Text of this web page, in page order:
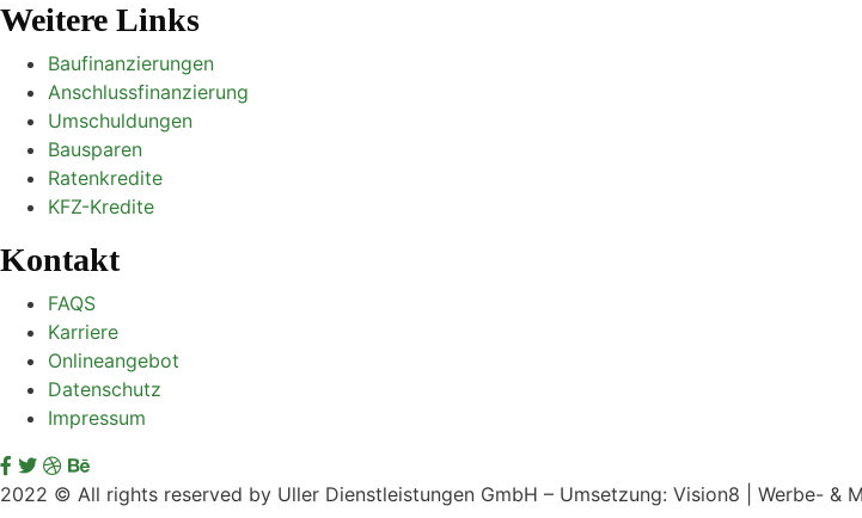
Weitere Links
Baufinanzierungen
Anschlussfinanzierung
Umschuldungen
Bausparen
Ratenkredite
KFZ-Kredite
Kontakt
FAQS
Karriere
Onlineangebot
Datenschutz
Impressum
2022 © All rights reserved by Uller Dienstleistungen GmbH – Umsetzung: Vision8 | Werbe- &